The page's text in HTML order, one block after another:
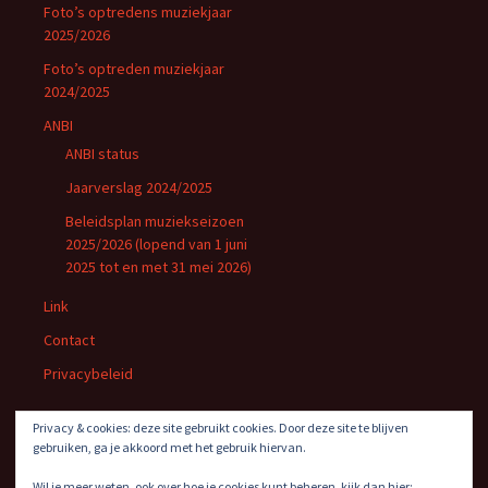
Foto’s optredens muziekjaar
2025/2026
Foto’s optreden muziekjaar
2024/2025
ANBI
ANBI status
Jaarverslag 2024/2025
Beleidsplan muziekseizoen
2025/2026 (lopend van 1 juni
2025 tot en met 31 mei 2026)
Link
Contact
Privacybeleid
Privacy & cookies: deze site gebruikt cookies. Door deze site te blijven
gebruiken, ga je akkoord met het gebruik hiervan.